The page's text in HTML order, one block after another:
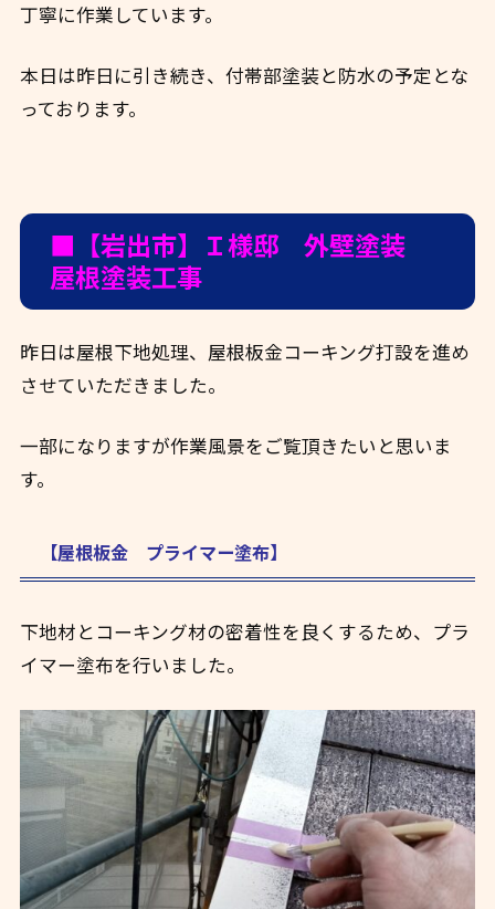
丁寧に作業しています。
本日は昨日に引き続き、付帯部塗装と防水の予定とな
っております。
■【岩出市】Ｉ様邸 外壁塗装
屋根塗装工事
昨日は屋根下地処理、屋根板金コーキング打設を進め
させていただきました。
一部になりますが作業風景をご覧頂きたいと思いま
す。
【屋根板金 プライマー塗布】
下地材とコーキング材の密着性を良くするため、プラ
イマー塗布を行いました。